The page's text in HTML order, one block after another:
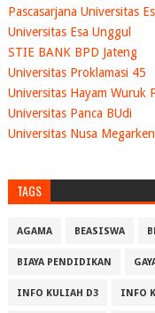
Pascasarjana Universitas
Universitas Esa Unggul
STIE BANK BPD Jateng
Universitas Proklamasi 45
Universitas Hayam Wuruk
Universitas Panca BUdi
Universitas Nusa
TAGS
AGAMA BEASISWA
BIAYA PENDIDIKAN
INFO KULIAH D3 INFO